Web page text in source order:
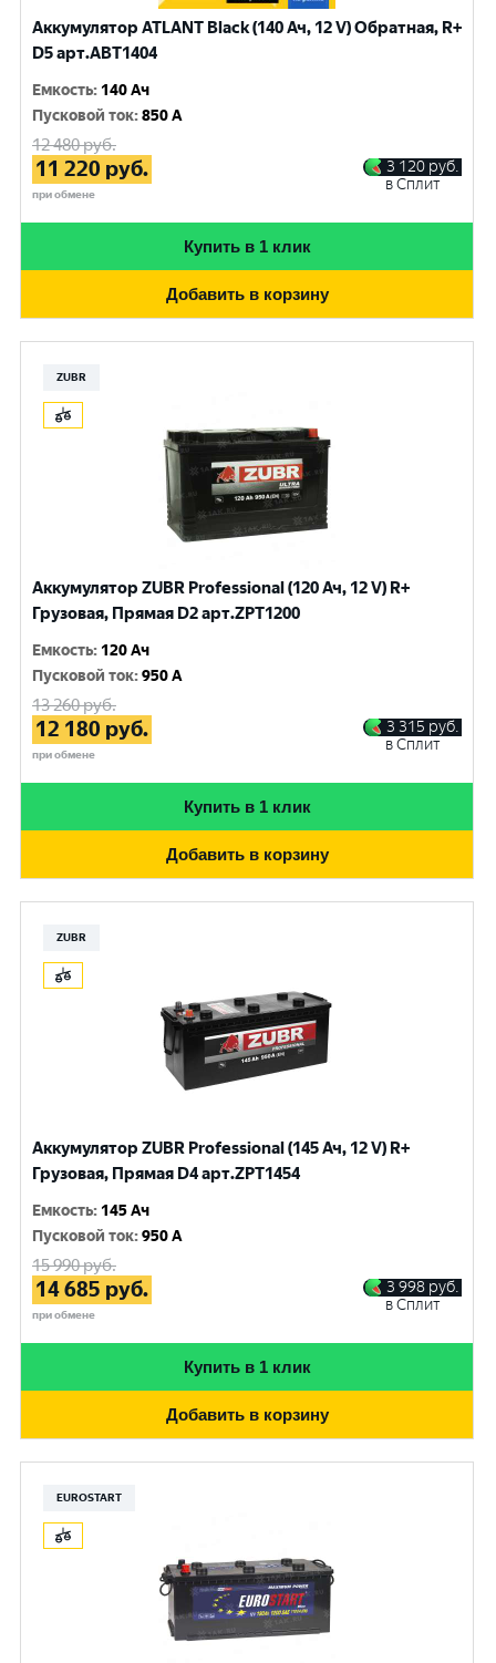
Аккумулятор ATLANT Black (140 Ач, 12 V) Обратная, R+
D5 арт.ABT1404
Емкость: 140 Ач
Пусковой ток:850 A
12 480руб.
11 220 руб.
при обмене
3 120 руб.
в Сплит
Купить в 1 клик
Добавить в корзину
ZUBR
Аккумулятор ZUBR Professional (120 Ач, 12 V) R+
Грузовая, Прямая D2 арт.ZPT1200
Емкость: 120 Ач
Пусковой ток:950 A
13 260руб.
12 180 руб.
при обмене
3 315 руб.
в Сплит
Купить в 1 клик
Добавить в корзину
ZUBR
Аккумулятор ZUBR Professional (145 Ач, 12 V) R+
Грузовая, Прямая D4 арт.ZPT1454
Емкость: 145 Ач
Пусковой ток:950 A
15 990руб.
14 685 руб.
при обмене
3 998 руб.
в Сплит
Купить в 1 клик
Добавить в корзину
EUROSTART